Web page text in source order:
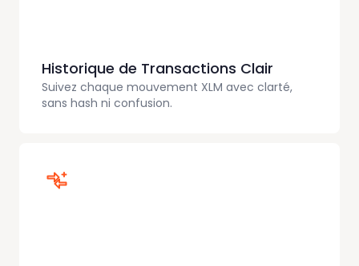
Historique de Transactions Clair
Suivez chaque mouvement XLM avec clarté,
sans hash ni confusion.